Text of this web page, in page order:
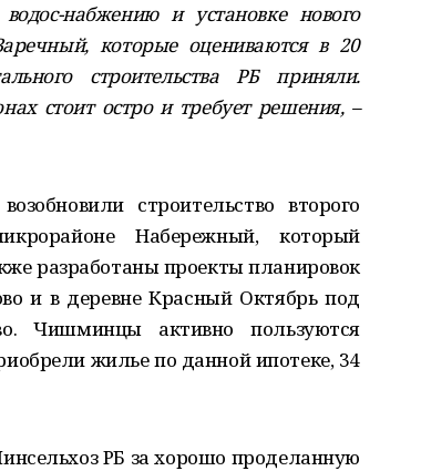
набжению и установке нового
которые оцениваются в 20
строительства РБ приняли.
стоит остро и требует решения, –
строительство второго
Набережный, который
разработаны проекты планировок
и в деревне Красный Октябрь под
Чишминцы активно пользуются
жилье по данной ипотеке, 34
РБ за хорошо проделанную